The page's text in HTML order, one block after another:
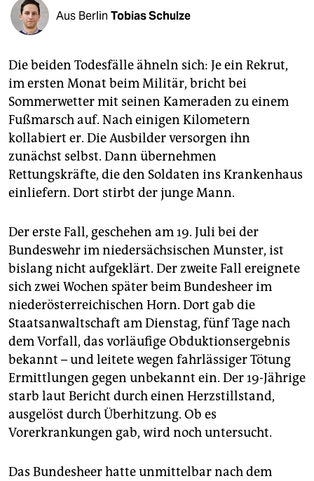
shop
fragen & hilfe
unterstützen
abo
genossenschaft
epaper login
Aus Berlin Tobias Schulze
Die beiden Todesfälle ähneln sich: Je ein Rekrut,
im ersten Monat beim Militär, bricht bei
Sommerwetter mit seinen Kameraden zu einem
Fußmarsch auf. Nach einigen Kilometern
kollabiert er. Die Ausbilder versorgen ihn
zunächst selbst. Dann übernehmen
Rettungskräfte, die den Soldaten ins Krankenhaus
einliefern. Dort stirbt der junge Mann.
Der erste Fall, geschehen am 19. Juli bei der
Bundeswehr im niedersächsischen Munster, ist
bislang nicht aufgeklärt. Der zweite Fall ereignete
sich zwei Wochen später beim Bundesheer im
niederösterreichischen Horn. Dort gab die
Staatsanwaltschaft am Dienstag, fünf Tage nach
dem Vorfall, das vorläufige Obduktionsergebnis
bekannt – und leitete wegen fahrlässiger Tötung
Ermittlungen gegen unbekannt ein. Der 19-Jährige
starb laut Bericht durch einen Herzstillstand,
ausgelöst durch Überhitzung. Ob es
Vorerkrankungen gab, wird noch untersucht.
Das Bundesheer hatte unmittelbar nach dem